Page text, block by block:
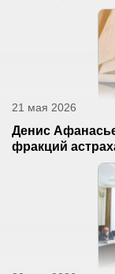
21 мая 2026
Денис
фракций